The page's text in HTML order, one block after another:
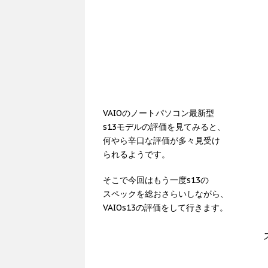
VAIOのノートパソコン最新型
s13モデルの評価を見てみると、
何やら辛口な評価が多々見受け
られるようです。
そこで今回はもう一度s13の
スペックを総おさらいしながら、
VAIOs13の評価をして行きます。